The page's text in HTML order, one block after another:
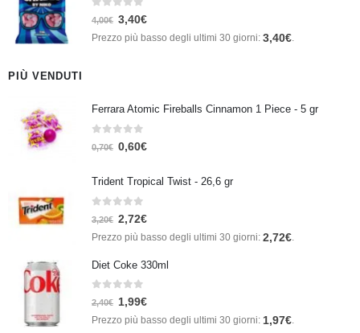
Su 5
4,00€ 3,40€
Prezzo più basso degli ultimi 30 giorni: 3,40€
PIÙ VENDUTI
Ferrara Atomic Fireballs Cinnamon 1 Piece - 5 gr
Su 5
0,70€ 0,60€
Trident Tropical Twist - 26,6 gr
Su 5
3,20€ 2,72€
Prezzo più basso degli ultimi 30 giorni: 2,72€.
Diet Coke 330ml
Su 5
2,40€ 1,99€
Prezzo più basso degli ultimi 30 giorni: 1,97€.